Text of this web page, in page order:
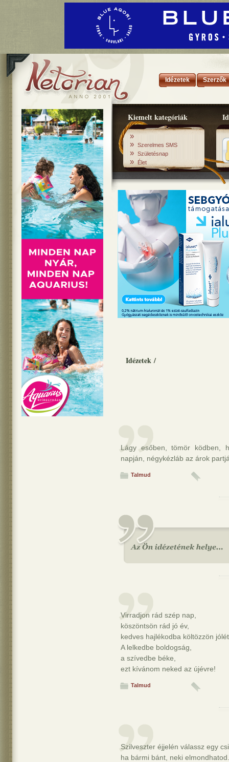
Idézetek Szerzők
Kiemelt kategóriák
»
» Szerelmes SMS
» Születésnap
» Élet
Idézetek /
Lágy esőben, tömör ködben,
napján, négykézláb az árok
Talmud
Virradjon rád szép nap,
köszöntsön rád jó év,
kedves hajlékodba költözzön
A lelkedbe boldogság,
a szívedbe béke,
ezt kívánom neked az újévre!
Talmud
Szilveszter éjjelén válassz egy
ha bármi bánt, neki elmondhatod.